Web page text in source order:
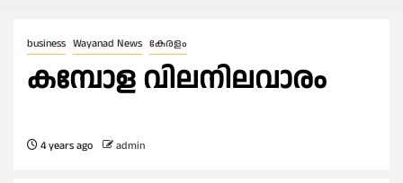
business Wayanad News കേരളം
കമ്പോള വിലനിലവാരം
4 years ago admin